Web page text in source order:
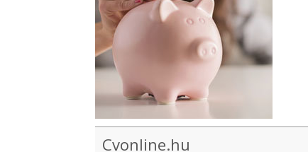
Cvonline.hu